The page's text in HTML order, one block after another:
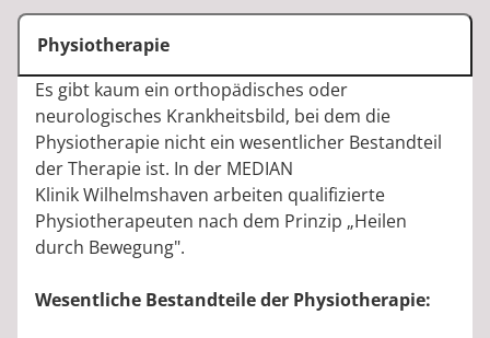
Physiotherapie
Es gibt kaum ein orthopädisches oder
neurologisches Krankheitsbild, bei dem die
Physiotherapie nicht ein wesentlicher Bestandteil
der Therapie ist. In der MEDIAN
Klinik Wilhelmshaven arbeiten qualifizierte
Physiotherapeuten nach dem Prinzip „Heilen
durch Bewegung".
Wesentliche Bestandteile der Physiotherapie: